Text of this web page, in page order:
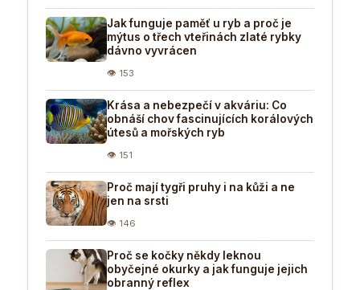
Jak funguje paměť u ryb a proč je
mýtus o třech vteřinách zlaté rybky
dávno vyvrácen
👁 153
Krása a nebezpečí v akváriu: Co
obnáší chov fascinujících korálových
útesů a mořských ryb
👁 151
Proč mají tygři pruhy i na kůži a ne
jen na srsti
👁 146
Proč se kočky někdy leknou
obyčejné okurky a jak funguje jejich
obranný reflex